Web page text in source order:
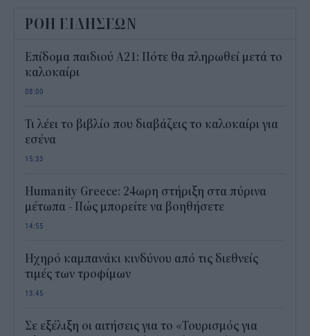
ΡΟΗ ΕΙΔΗΣΕΩΝ
Επίδομα παιδιού Α21: Πότε θα πληρωθεί μετά το
καλοκαίρι
08:00
Τι λέει το βιβλίο που διαβάζεις το καλοκαίρι για
εσένα
15:33
Humanity Greece: 24ωρη στήριξη στα πύρινα
μέτωπα - Πώς μπορείτε να βοηθήσετε
14:55
Ηχηρό καμπανάκι κινδύνου από τις διεθνείς
τιμές των τροφίμων
13:45
Σε εξέλιξη οι αιτήσεις για το «Τουρισμός για